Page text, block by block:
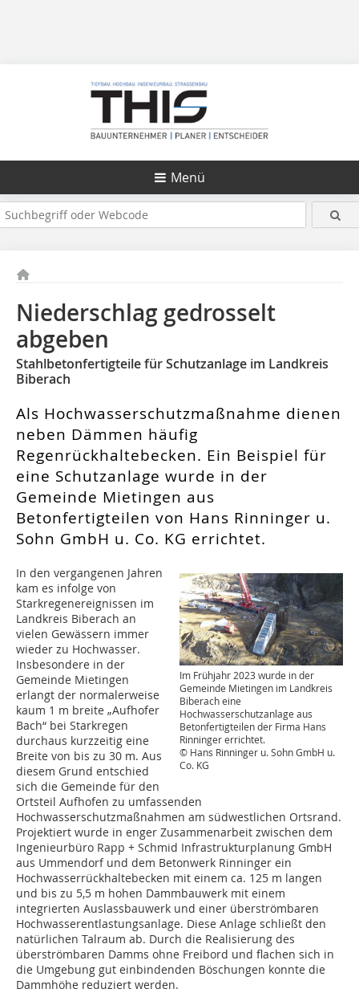
Menü
Niederschlag gedrosselt
abgeben
Stahlbetonfertigteile für Schutzanlage im Landkreis
Biberach
Als Hochwasserschutzmaßnahme dienen
neben Dämmen häufig
Regenrückhaltebecken. Ein Beispiel für
eine Schutzanlage wurde in der
Gemeinde Mietingen aus
Betonfertigteilen von Hans Rinninger u.
Sohn GmbH u. Co. KG errichtet.
Im Frühjahr 2023 wurde in der
Gemeinde Mietingen im Landkreis
Biberach eine
Hochwasserschutzanlage aus
Betonfertigteilen der Firma Hans
Rinninger errichtet.
© Hans Rinninger u. Sohn GmbH u.
Co. KG
In den vergangenen Jahren
kam es infolge von
Starkregenereignissen im
Landkreis Biberach an
vielen Gewässern immer
wieder zu Hochwasser.
Insbesondere in der
Gemeinde Mietingen
erlangt der normalerweise
kaum 1 m breite „Aufhofer
Bach“ bei Starkregen
durchaus kurzzeitig eine
Breite von bis zu 30 m. Aus
diesem Grund entschied
sich die Gemeinde für den
Ortsteil Aufhofen zu umfassenden
Hochwasserschutzmaßnahmen am südwestlichen Ortsrand.
Projektiert wurde in enger Zusammenarbeit zwischen dem
Ingenieurbüro Rapp + Schmid Infrastrukturplanung GmbH
aus Ummendorf und dem Betonwerk Rinninger ein
Hochwasserrückhaltebecken mit einem ca. 125 m langen
und bis zu 5,5 m hohen Dammbauwerk mit einem
integrierten Auslassbauwerk und einer überströmbaren
Hochwasserentlastungsanlage. Diese Anlage schließt den
natürlichen Talraum ab. Durch die Realisierung des
überströmbaren Damms ohne Freibord und flachen sich in
die Umgebung gut einbindenden Böschungen konnte die
Dammhöhe reduziert werden.